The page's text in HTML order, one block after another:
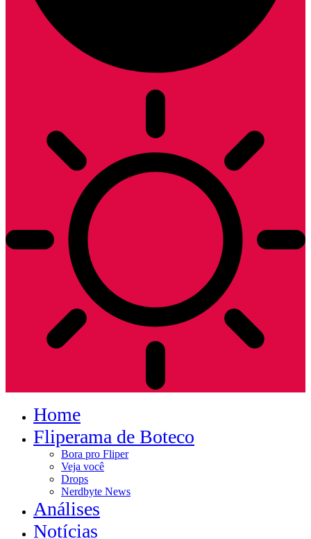
Home
Fliperama de Boteco
Bora pro Fliper
Veja você
Drops
Nerdbyte News
Análises
Notícias